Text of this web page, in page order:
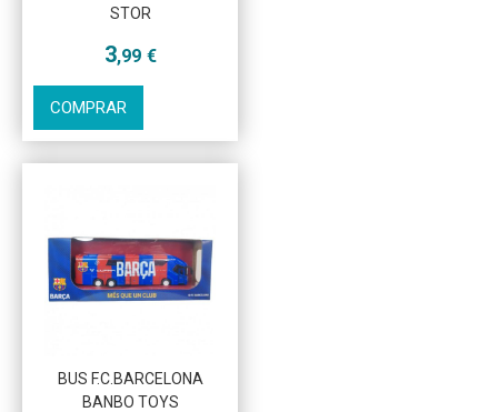
STOR
3,99 €
COMPRAR
BUS F.C.BARCELONA
BANBO TOYS
Más info